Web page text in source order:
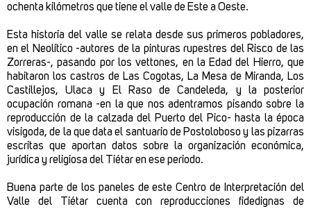
ochenta kilómetros que tiene el valle de Este a Oeste.
Esta historia del valle se relata desde sus primeros pobladores,
en el Neolítico -autores de la pinturas rupestres del Risco de las
Zorreras-, pasando por los vettones, en la Edad del Hierro, que
habitaron los castros de Las Cogotas, La Mesa de Miranda, Los
Castillejos, Ulaca y El Raso de Candeleda, y la posterior
ocupación romana -en la que nos adentramos pisando sobre la
reproducción de la calzada del Puerto del Pico- hasta la época
visigoda, de la que data el santuario de Postoloboso y las pizarras
escritas que aportan datos sobre la organización económica,
jurídica y religiosa del Tiétar en ese periodo.
Buena parte de los paneles de este Centro de Interpretación del
Valle del Tiétar cuenta con reproducciones fidedignas de